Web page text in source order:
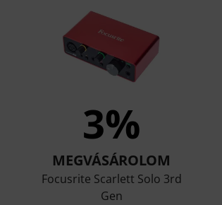
3%
MEGVÁSÁROLOM
Focusrite Scarlett Solo 3rd
Gen